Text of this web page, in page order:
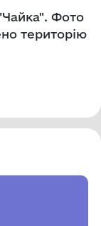
Фото
територію